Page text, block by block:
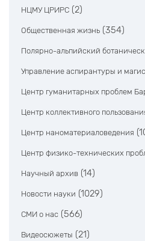
НЦМУ ЦРИРС (2)
Общественная жизнь (354)
Полярно-альпийский
Управление аспирантуры и
Центр гуманитарных проблем
Центр коллективного
Центр наноматериаловедения
Центр физико-технических
Научный архив (14)
Новости науки (1029)
СМИ о нас (566)
Видеосюжеты (21)